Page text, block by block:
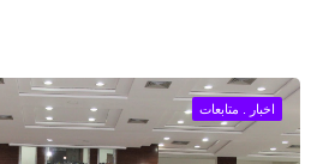
اخبار . متابعات